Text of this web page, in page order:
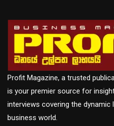
Profit Magazine, a trusted
is your premier source for
interviews covering the dynamic
business world.